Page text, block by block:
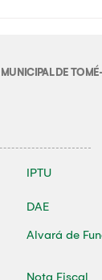
MUNICIPAL DE
IPTU
DAE
Alvará de
Nota Fiscal